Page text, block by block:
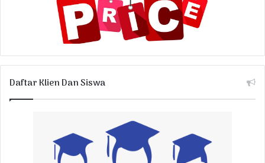
Daftar Klien Dan Siswa